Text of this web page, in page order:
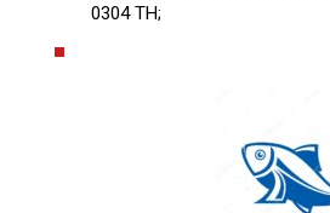
0304 ТН;